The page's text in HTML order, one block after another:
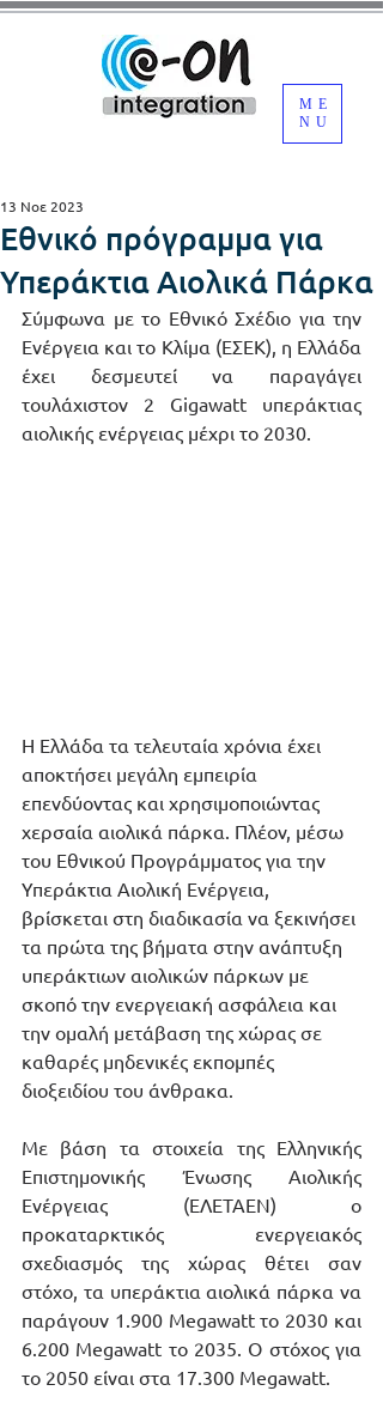
ME
NU
Εθνικό πρόγραμμα για
Υπεράκτια Αιολικά Πάρκα
13 Νοε 2023
Σύμφωνα με το Εθνικό Σχέδιο για την
Ενέργεια και το Κλίμα (ΕΣΕΚ), η Ελλάδα
έχει δεσμευτεί να παραγάγει
τουλάχιστον 2 Gigawatt υπεράκτιας
αιολικής ενέργειας μέχρι το 2030.
Η Ελλάδα τα τελευταία χρόνια έχει
αποκτήσει μεγάλη εμπειρία
επενδύοντας και χρησιμοποιώντας
χερσαία αιολικά πάρκα. Πλέον, μέσω
του Εθνικού Προγράμματος για την
Υπεράκτια Αιολική Ενέργεια,
βρίσκεται στη διαδικασία να ξεκινήσει
τα πρώτα της βήματα στην ανάπτυξη
υπεράκτιων αιολικών πάρκων με
σκοπό την ενεργειακή ασφάλεια και
την ομαλή μετάβαση της χώρας σε
καθαρές μηδενικές εκπομπές
διοξειδίου του άνθρακα.
Με βάση τα στοιχεία της Ελληνικής
Επιστημονικής Ένωσης Αιολικής
Ενέργειας (ΕΛΕΤΑΕΝ) ο
προκαταρκτικός ενεργειακός
σχεδιασμός της χώρας θέτει σαν
στόχο, τα υπεράκτια αιολικά πάρκα να
παράγουν 1.900 Megawatt το 2030 και
6.200 Megawatt το 2035. Ο στόχος για
το 2050 είναι στα 17.300 Megawatt.